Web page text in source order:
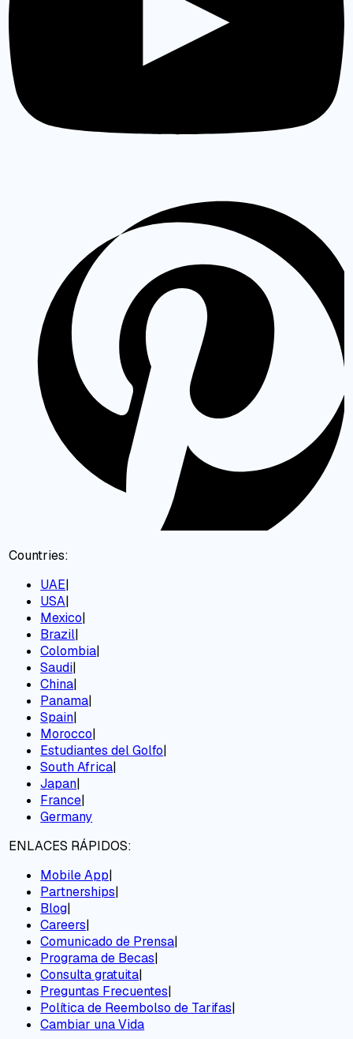
Countries:
UAE|
USA|
Mexico|
Brazil|
Colombia|
Saudi|
China|
Panama|
Spain|
Morocco|
Estudiantes del Golfo|
South Africa|
Japan|
France|
Germany
ENLACES RÁPIDOS:
Mobile App|
Partnerships|
Blog|
Careers|
Comunicado de Prensa|
Programa de Becas|
Consulta gratuita|
Preguntas Frecuentes|
Política de Reembolso de Tarifas|
Cambiar una Vida